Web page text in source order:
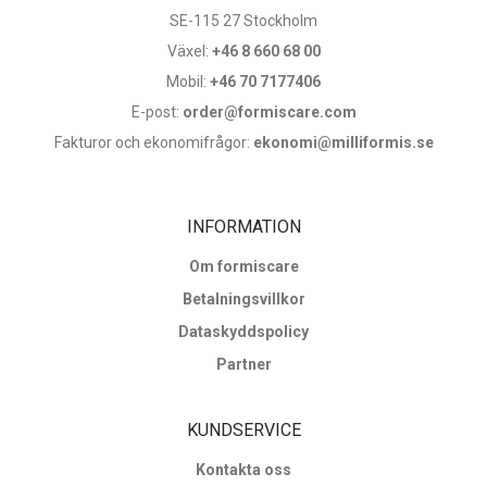
produktsidan
produktsidan
produktsidanSE-115 27 Stockholm
Växel: +46 8 660 68 00
Mobil: +46 70 7177406
E-post: order@formiscare.com
Fakturor och ekonomifrågor: ekonomi@milliformis.se
INFORMATION
Om formiscare
Betalningsvillkor
Dataskyddspolicy
Partner
KUNDSERVICE
Kontakta oss